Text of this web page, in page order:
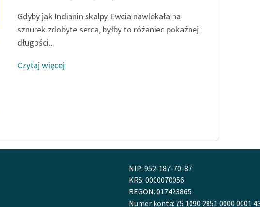
Gdyby jak Indianin skalpy Ewcia nawlekała na
sznurek zdobyte serca, byłby to różaniec pokaźnej
długości...
Czytaj więcej
NIP: 952-187-70-87
KRS: 0000070056
REGON: 017423865
Numer konta: 75 1090 2851 0000 0001